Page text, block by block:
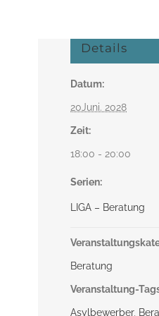
Details
Datum:
20Juni. 2028
Zeit:
18:00 - 20:00
Serien:
LIGA – Beratung
Beratung
Veranstaltung-
Asylbewerber,